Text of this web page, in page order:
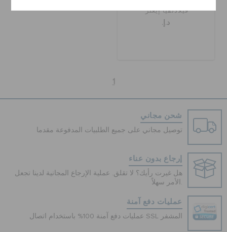
فيلادلفيا إيغلز
د.إ.
1
شحن مجاني
توصيل مجاني على جميع الطلبيات المدفوعة مقدما
إرجاع بدون عناء
هل غيرت رأيك؟ لا تقلق. عملية الإرجاع المجانية لدينا تجعل
الأمر سهلاً.
عمليات دفع آمنة
عمليات دفع آمنة 100% باستخدام اتصال SSL المشفر